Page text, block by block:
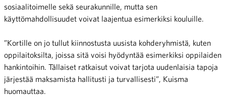
sosiaalitoimelle sekä seurakunnille, mutta sen
käyttömahdollisuudet voivat laajentua esimerkiksi kouluille.
”Kortille on jo tullut kiinnostusta uusista kohderyhmistä, kuten
oppilaitoksilta, joissa sitä voisi hyödyntää esimerkiksi oppilaiden
hankintoihin. Tällaiset ratkaisut voivat tarjota uudenlaisia tapoja
järjestää maksamista hallitusti ja turvallisesti”, Kuisma
huomauttaa.